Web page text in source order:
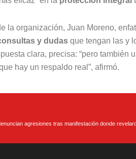
la organización, Juan Moreno,
y dudas que tengan las y
clara, precisa: “pero también
hay un respaldo real”, afirmó.